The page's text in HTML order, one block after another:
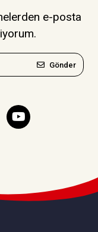
e-posta
Gönder